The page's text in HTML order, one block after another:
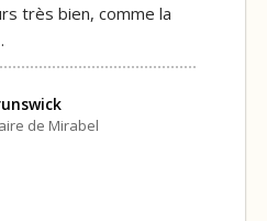
très bien, comme la
de Mirabel